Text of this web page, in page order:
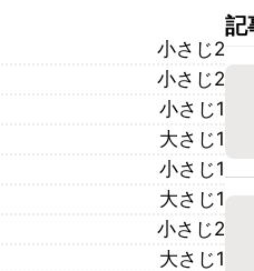
小さじ2
小さじ2
小さじ1
大さじ1
小さじ1
大さじ1
小さじ2
大さじ1
記